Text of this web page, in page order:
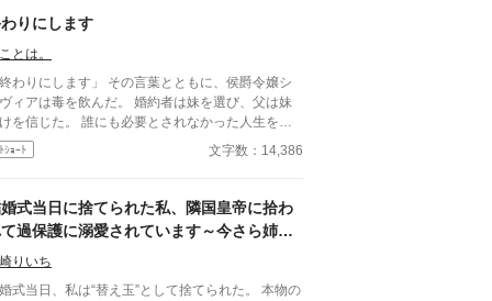
りにします
とは。
にします」 その言葉とともに、侯爵令嬢シ
アは毒を飲んだ。 婚約者は妹を選び、父は妹
た。 誰にも必要とされなかった人生を終
はずなのに、目を覚ますと三か月前へと時間は巻
た。 もう、誰かに愛されるためだけに生
えていく。 これは、一度死んだ少女が、自
身の人生を取り戻すための物語。
ｼｮｰﾄ 文字数：14,386
式当日に捨てられた私、隣国皇帝に拾わ
過保護に溺愛されています～今さら姉を
だ王子が後悔しても手遅れです～
りいち
式当日、私は“替え玉”として捨てられた。 本物の